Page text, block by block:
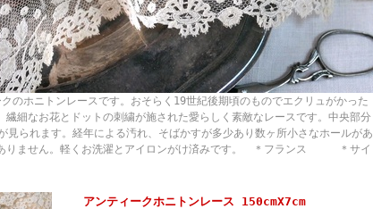
トンレースです。おそらく19世紀後期頃のものでエクリュがかった
細なお花とドットの刺繍が施された愛らしく素敵なレースです。中央部分
見られます。経年による汚れ、そばかすが多少あり数ヶ所小さなホールがあ
ありません。軽くお洗濯とアイロンがけ済みです。 ＊フランス ＊サイ
アンティークホニトンレース 150cmX7cm